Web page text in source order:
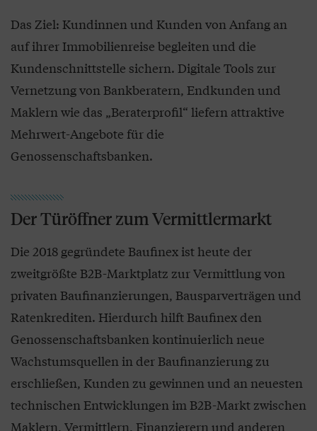
Das Ziel: Kundinnen und Kunden von Anfang an
auf ihrer Immobilienreise begleiten und die
Kundenschnittstelle sichern. Digitale Tools zur
Vernetzung von Bankberatern, Endkunden und
Maklern wie das „Beraterprofil“ liefern attraktive
Mehrwert-Angebote für die
Genossenschaftsbanken.
Der Türöffner zum Vermittlermarkt
Die 2018 gegründete Baufinex ist heute der
zweitgrößte B2B-Marktplatz zur Vermittlung von
privaten Baufinanzierungen, Bausparverträgen und
Ratenkrediten. Hierdurch hilft Baufinex den
Genossenschaftsbanken kontinuierlich neue
Wachstumsquellen in der Baufinanzierung zu
erschließen, Kunden zu gewinnen und an neuesten
technischen Entwicklungen im B2B-Markt zwischen
Maklern, Vermittlern, Finanzierern und anderen